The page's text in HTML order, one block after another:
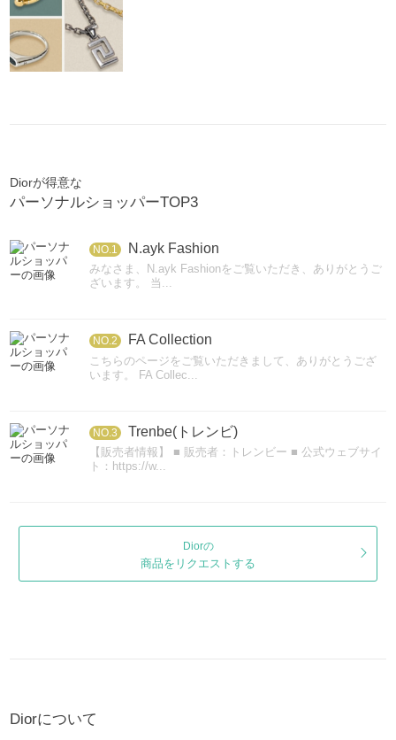
Diorが得意な
パーソナルショッパーTOP3
NO.1 N.ayk Fashion
みなさま、N.ayk Fashionをご覧いただき、ありがとうご
ざいます。 当...
NO.2 FA Collection
こちらのページをご覧いただきまして、ありがとうござ
います。 FA Collec...
NO.3 Trenbe(トレンビ)
【販売者情報】 ■ 販売者：トレンビー ■ 公式ウェブサイ
ト：https://w...
Diorの
商品をリクエストする
Diorについて